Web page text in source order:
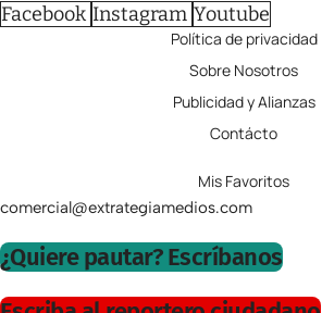
Facebook Instagram Youtube
Política de privacidad
Sobre Nosotros
Publicidad y Alianzas
Contácto
Mis Favoritos
comercial@extrategiamedios.com
¿Quiere pautar? Escríbanos